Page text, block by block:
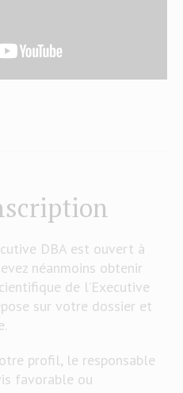
DBA est ouvert à
néanmoins obtenir
de l’Executive
sur votre dossier et
profil, le responsable
favorable ou